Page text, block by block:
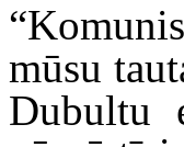
mūsu
Dubultu